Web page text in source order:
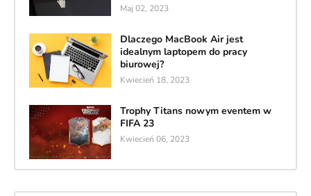
Maj 02, 2023
Dlaczego MacBook Air jest
idealnym laptopem do pracy
biurowej?
Kwiecień 18, 2023
Trophy Titans nowym eventem w
FIFA 23
Kwiecień 06, 2023